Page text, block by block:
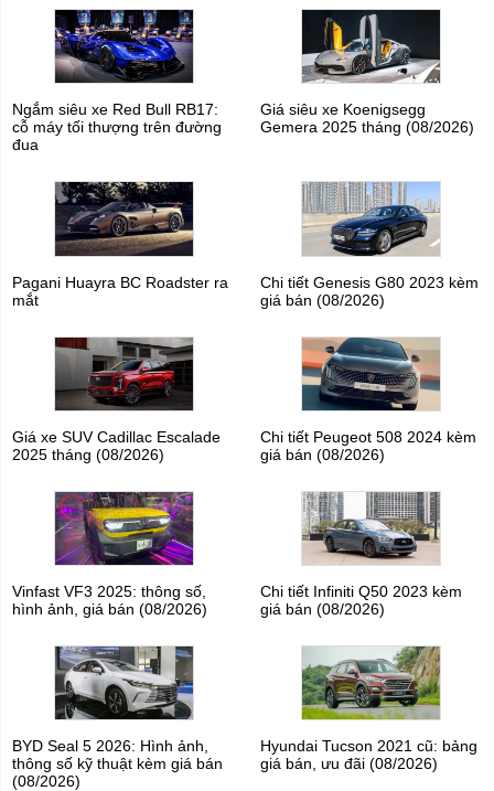
Ngắm siêu xe Red Bull RB17:
cỗ máy tối thượng trên đường
đua
Giá siêu xe Koenigsegg
Gemera 2025 tháng (08/2026)
Pagani Huayra BC Roadster ra
mắt
Chi tiết Genesis G80 2023 kèm
giá bán (08/2026)
Giá xe SUV Cadillac Escalade
2025 tháng (08/2026)
Chi tiết Peugeot 508 2024 kèm
giá bán (08/2026)
Vinfast VF3 2025: thông số,
hình ảnh, giá bán (08/2026)
Chi tiết Infiniti Q50 2023 kèm
giá bán (08/2026)
BYD Seal 5 2026: Hình ảnh,
thông số kỹ thuật kèm giá bán
(08/2026)
Hyundai Tucson 2021 cũ: bảng
giá bán, ưu đãi (08/2026)